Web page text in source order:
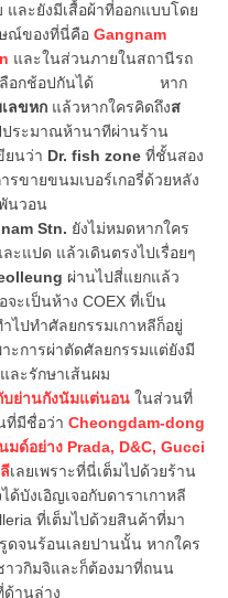
ละยังมีเสื้อผ้าที่ออกแบบโดย
ณ์ของที่นี่คือ Gangnam
และในส่วนภายในสถานีรถ
ให้เลือกช้อปกันได้ หาก
ลขหก แล้วหากใครคิดถึงส
ประมาณห้านาทีผ่านร้าน
นว่า Dr. fish zone ที่ชั้นสอง
รขายขนมเบอร์เกอรี่ด้วยหลัง
นวอน
Stn. ยังไม่หมดหากใคร
ะแปด แล้วเดินตรงไปเรื่อยๆ
ผ่านไปสี่แยกแล้ว
จะเป็นห้าง COEX ที่เป็น
ไปทำศัลยกรรมเกาหลีก็อยู่
ะการผ่าตัดศัลยกรรมแต่ยังมี
ะรักษาเส้นผม
ย่านกังนัมแต่นอน ในส่วนที่
มีชื่อว่า Cheongdam-dong
มด์อย่าง Prada, D&C, Gucci
เลยเพราะที่นี่เต็มไปด้วยร้าน
ด้บังเอิญเจอกับดาราเกาหลี
ที่เต็มไปด้วยสินค้าที่มา
ดจนร้อนเลยปานนั้น หากใคร
าวกิมจิและก็ต้องมาที่ถนน
ด้านล่าง